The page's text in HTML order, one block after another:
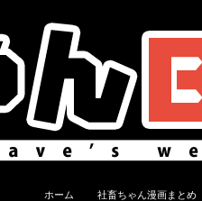
ホーム
社畜ちゃん漫画まとめ